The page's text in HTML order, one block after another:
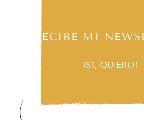
RECIBE MI
¡SÍ, QUIERO!